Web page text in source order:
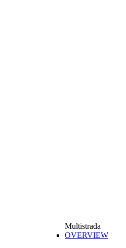
Multistrada
OVERVIEW